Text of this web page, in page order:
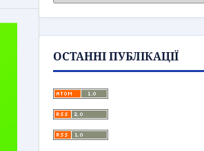
ОСТАННІ ПУБЛІКАЦІЇ